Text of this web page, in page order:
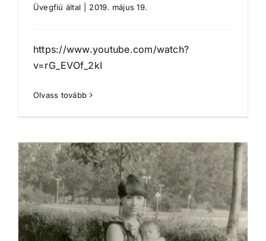
Üvegfiú által 2019. május 19.
https://www.youtube.com/watch?
v=rG_EVOf_2kI
Olvass tovább